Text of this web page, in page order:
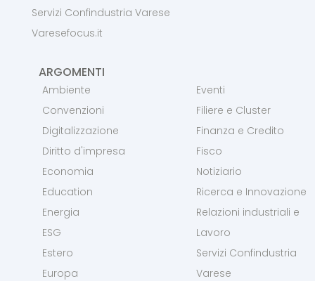
Servizi Confindustria Varese
Varesefocus.it
ARGOMENTI
Ambiente
Convenzioni
Digitalizzazione
Diritto d'impresa
Economia
Education
Energia
ESG
Estero
Europa
Eventi
Filiere e Cluster
Finanza e Credito
Fisco
Notiziario
Ricerca e Innovazione
Relazioni industriali e
Lavoro
Servizi Confindustria
Varese